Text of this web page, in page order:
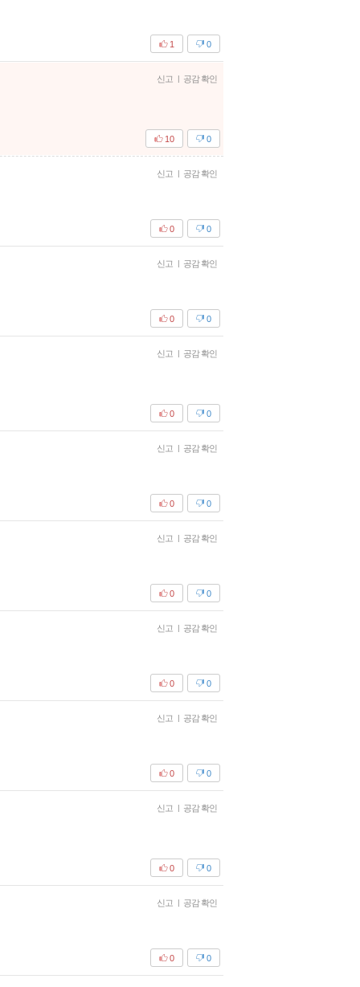
0
1
신고 | 공감 확인
0
10
신고 | 공감 확인
0
0
신고 | 공감 확인
0
0
신고 | 공감 확인
0
0
신고 | 공감 확인
0
0
신고 | 공감 확인
0
0
신고 | 공감 확인
0
0
신고 | 공감 확인
0
0
신고 | 공감 확인
0
0
신고 | 공감 확인
0
0